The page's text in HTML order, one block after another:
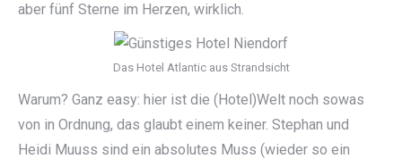
aber fünf Sterne im Herzen, wirklich.
Das Hotel Atlantic aus Strandsicht
Warum? Ganz easy: hier ist die (Hotel)Welt noch sowas
von in Ordnung, das glaubt einem keiner. Stephan und
Heidi Muuss sind ein absolutes Muss (wieder so ein